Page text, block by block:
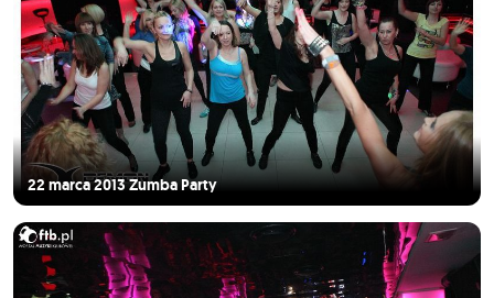
22 marca 2013 Zumba Party